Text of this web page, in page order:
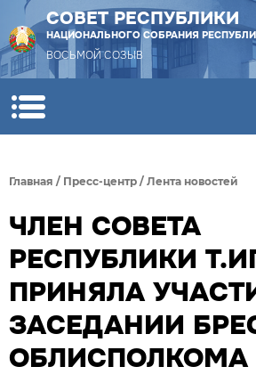
СОВЕТ РЕСПУБЛИКИ
НАЦИОНАЛЬНОГО СОБРАНИЯ
ВОСЬМОЙ СОЗЫВ
Главная / Пресс-центр / Лента новостей
ЧЛЕН СОВЕТА
РЕСПУБЛИКИ
ПРИНЯЛА
ЗАСЕДАНИИ
ОБЛИСПОЛКОМА